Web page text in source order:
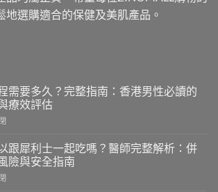
地選購適合的保健及美肌產品。
需要多久？完整指南：香港男性必讀的
療效評估
跟犀利士一起吃嗎？醫師完整解析：併
險與安全指南